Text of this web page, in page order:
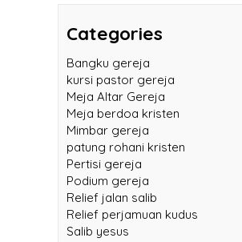
Bangku gereja
kursi pastor gereja
Meja Altar Gereja
Meja berdoa kristen
Mimbar gereja
patung rohani kristen
Pertisi gereja
Podium gereja
Relief jalan salib
Relief perjamuan kudus